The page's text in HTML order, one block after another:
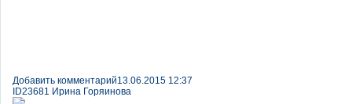
Добавить комментарий13.06.2015 12:37
ID23681 Ирина Горяинова